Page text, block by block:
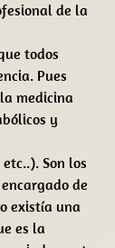
de la
todos
Pues
medicina
y
Son los
de
existía una
es la